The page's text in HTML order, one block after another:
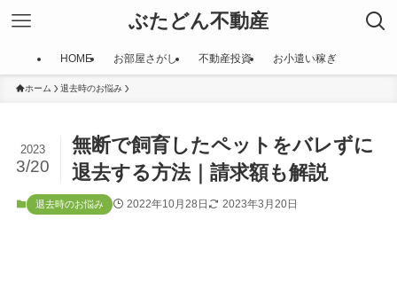
ぶたどん不動産
HOME お部屋さがし 不動産投資 お小遣い稼ぎ
ホーム 退去時のお悩み
無断で飼育したペットをバレずに
退去する方法｜請求額も解説
2023
3/20
退去時のお悩み 2022年10月28日 2023年3月20日